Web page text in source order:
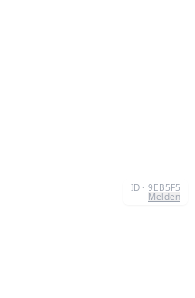
ID · 9EB5F5
Melden